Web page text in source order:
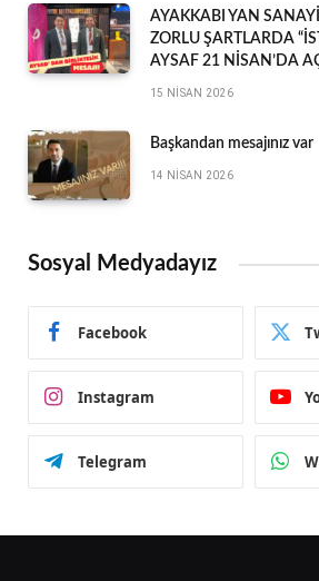
AYAKKABI YAN
ZORLU ŞARTLARDA
AYSAF 21 NİSAN’DA
15 NISAN 2026
Başkandan mesajınız var
14 NISAN 2026
Sosyal Medyadayız
Facebook
Instagram
Telegram